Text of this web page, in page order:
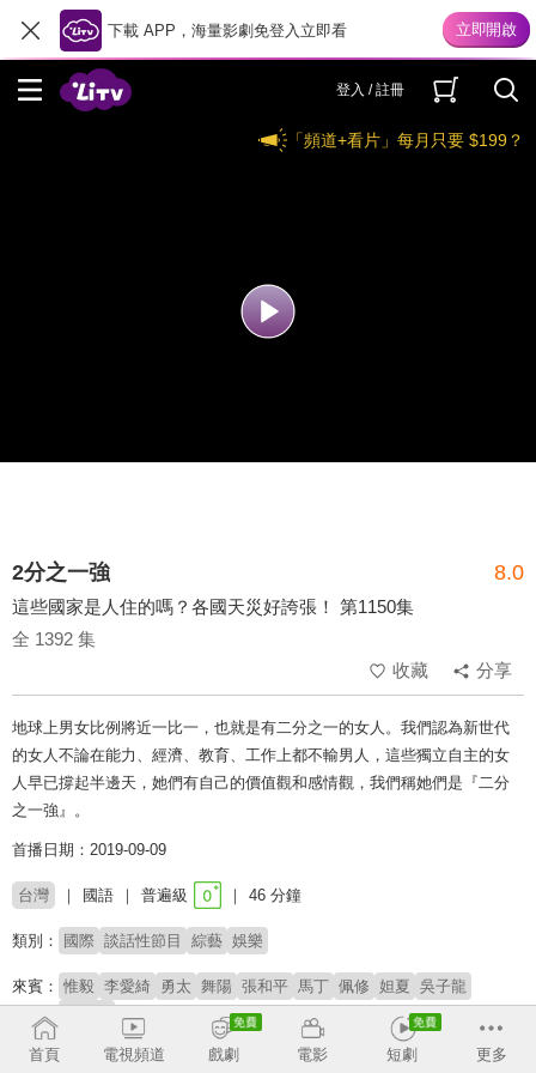
下載 APP，海量影劇免登入立即看
登入 / 註冊
「頻道+看片」每月只要 $199？
2分之一強 8.0
這些國家是人住的嗎？各國天災好誇張！ 第1150集
全 1392 集
收藏
分享
地球上男女比例將近一比一，也就是有二分之一的女人。我們認為新世代
的女人不論在能力、經濟、教育、工作上都不輸男人，這些獨立自主的女
人早已撐起半邊天，她們有自己的價值觀和感情觀，我們稱她們是『二分
之一強』。
首播日期：2019-09-09
台灣 國語 普遍級 46 分鐘
類別： 國際 談話性節目 綜藝 娛樂
來賓： 惟毅 李愛綺 勇太 舞陽 張和平 馬丁 佩修 妲夏 吳子龍
主持： 梁赫群 小禎
首頁 電視頻道 戲劇 電影 短劇 更多